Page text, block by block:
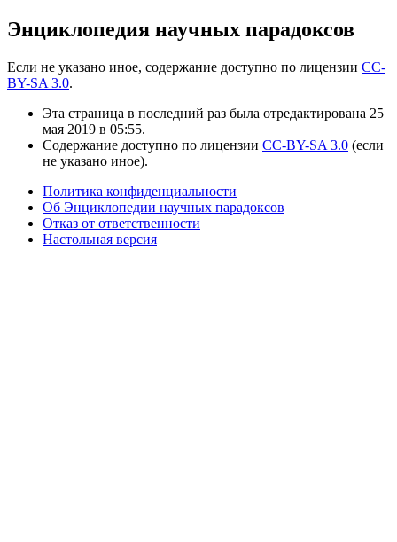
Энциклопедия научных парадоксов
Если не указано иное, содержание доступно по лицензии CC-
BY-SA 3.0.
Эта страница в последний раз была отредактирована 25
мая 2019 в 05:55.
Содержание доступно по лицензии CC-BY-SA 3.0 (если
не указано иное).
Политика конфиденциальности
Об Энциклопедии научных парадоксов
Отказ от ответственности
Настольная версия